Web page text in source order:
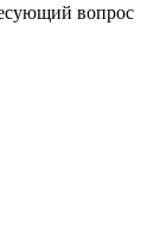
вопрос